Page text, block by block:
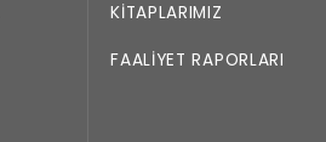
KITAPLARIMIZ
FAALIYET RAPORLARI